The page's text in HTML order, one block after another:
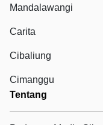
Mandalawangi
Carita
Cibaliung
Cimanggu
Tentang